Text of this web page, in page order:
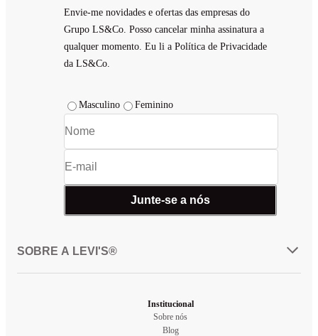
Envie-me novidades e ofertas das empresas do
Grupo LS&Co. Posso cancelar minha assinatura a
qualquer momento. Eu li a Política de Privacidade
da LS&Co.
Masculino Feminino
Junte-se a nós
SOBRE A LEVI'S®
Institucional
Sobre nós
Blog